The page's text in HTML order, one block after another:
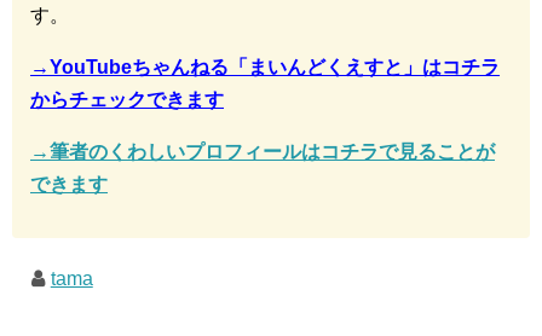
す。
→YouTubeちゃんねる「まいんどくえすと」はコチラ
からチェックできます
→筆者のくわしいプロフィールはコチラで見ることが
できます
tama